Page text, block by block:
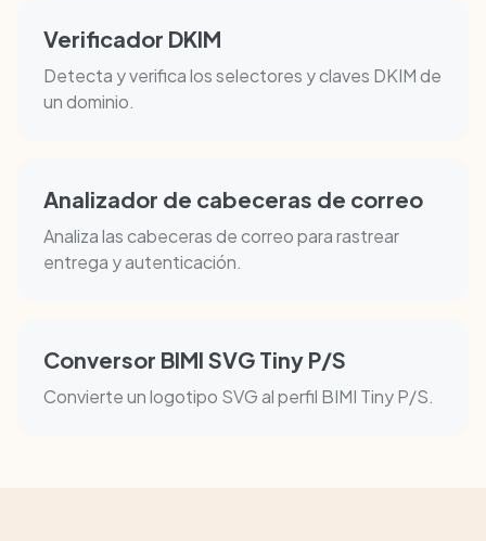
Verificador DKIM
Detecta y verifica los selectores y claves DKIM de
un dominio.
Analizador de cabeceras de correo
Analiza las cabeceras de correo para rastrear
entrega y autenticación.
Conversor BIMI SVG Tiny P/S
Convierte un logotipo SVG al perfil BIMI Tiny P/S.